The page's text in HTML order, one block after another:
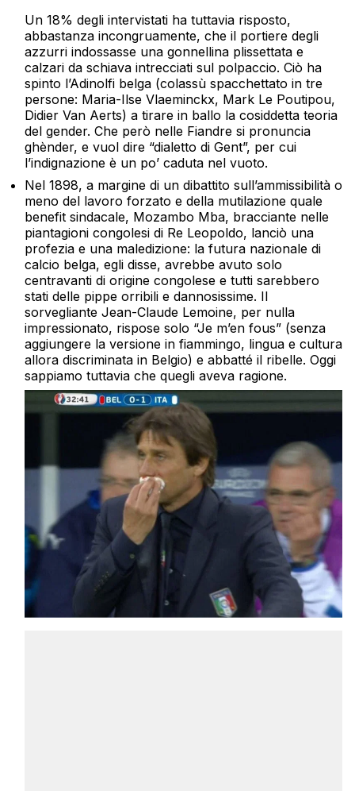
Un 18% degli intervistati ha tuttavia risposto,
abbastanza incongruamente, che il portiere degli
azzurri indossasse una gonnellina plissettata e
calzari da schiava intrecciati sul polpaccio. Ciò ha
spinto l’Adinolfi belga (colassù spacchettato in tre
persone: Maria-Ilse Vlaeminckx, Mark Le Poutipou,
Didier Van Aerts) a tirare in ballo la cosiddetta teoria
del gender. Che però nelle Fiandre si pronuncia
ghènder, e vuol dire “dialetto di Gent”, per cui
l’indignazione è un po’ caduta nel vuoto.
Nel 1898, a margine di un dibattito sull’ammissibilità o
meno del lavoro forzato e della mutilazione quale
benefit sindacale, Mozambo Mba, bracciante nelle
piantagioni congolesi di Re Leopoldo, lanciò una
profezia e una maledizione: la futura nazionale di
calcio belga, egli disse, avrebbe avuto solo
centravanti di origine congolese e tutti sarebbero
stati delle pippe orribili e dannosissime. Il
sorvegliante Jean-Claude Lemoine, per nulla
impressionato, rispose solo “Je m’en fous” (senza
aggiungere la versione in fiammingo, lingua e cultura
allora discriminata in Belgio) e abbatté il ribelle. Oggi
sappiamo tuttavia che quegli aveva ragione.